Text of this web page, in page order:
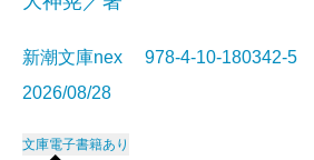
新潮文庫nex 978-4-10-180342-
2026/08/28
文庫電子書籍あり